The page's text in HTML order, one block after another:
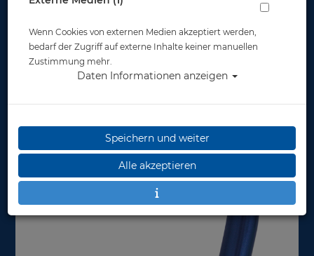
Wenn Cookies von externen Medien akzeptiert werden,
bedarf der Zugriff auf externe Inhalte keiner manuellen
Zustimmung mehr.
Daten Informationen anzeigen
Speichern und weiter
Alle akzeptieren